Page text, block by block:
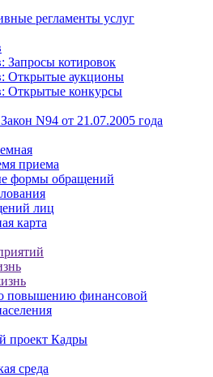
регламенты услуг
Запросы котировок
Открытые аукционы
Открытые конкурсы
N94 от 21.07.2005 года
приема
формы обращений
лиц
карта
повышению финансовой
проект Кадры
среда